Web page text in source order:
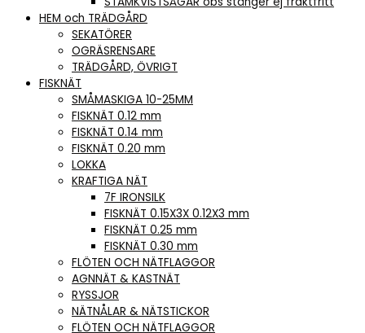
HEM och TRÄDGÅRD
SEKATÖRER
OGRÄSRENSARE
TRÄDGÅRD, ÖVRIGT
FISKNÄT
SMÅMASKIGA 10-25MM
FISKNÄT 0.12 mm
FISKNÄT 0.14 mm
FISKNÄT 0.20 mm
LOKKA
KRAFTIGA NÄT
7F IRONSILK
FISKNÄT 0.15X3X 0.12X3 mm
FISKNÄT 0.25 mm
FISKNÄT 0.30 mm
FLÖTEN OCH NÄTFLAGGOR
AGNNÄT & KASTNÄT
RYSSJOR
NÄTNÅLAR & NÄTSTICKOR
FLÖTEN OCH NÄTFLAGGOR